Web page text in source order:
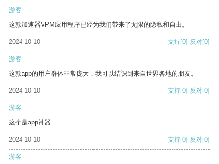
游客
这款加速器VPM应用程序已经为我们带来了无限的隐私和自由。
2024-10-10 支持[0] 反对[0]
游客
这款app的用户群体非常庞大，我可以结识到来自世界各地的朋友。
2024-10-10 支持[0] 反对[0]
游客
这个是app神器
2024-10-10 支持[0] 反对[0]
游客